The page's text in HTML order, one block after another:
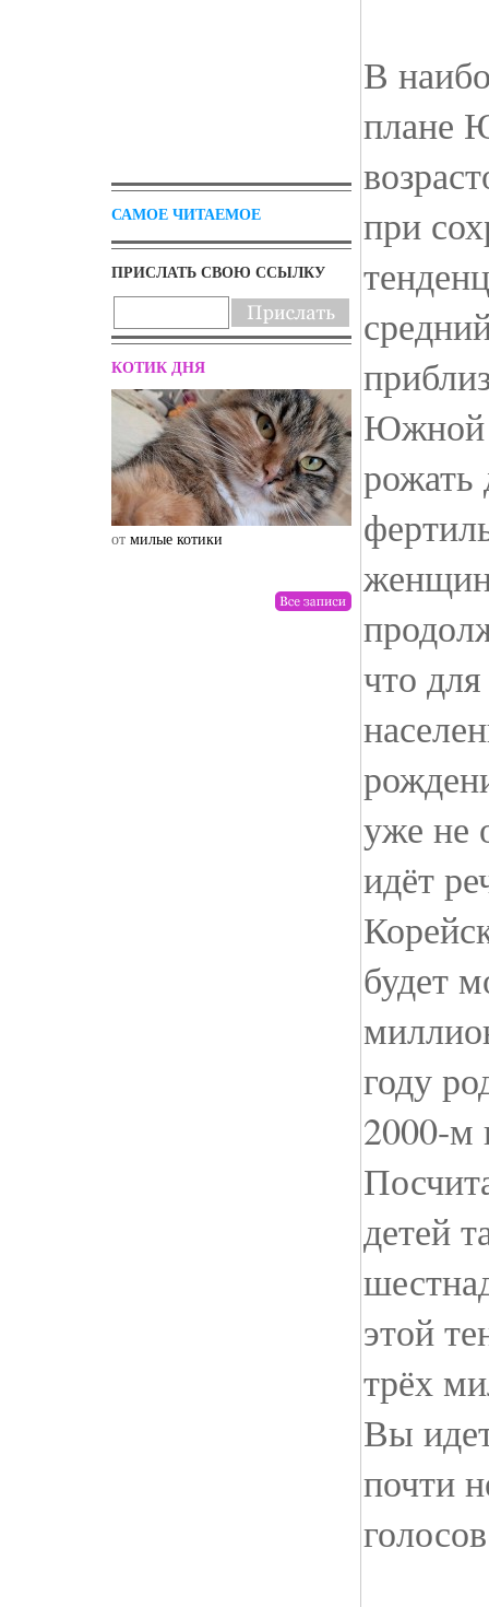
САМОЕ ЧИТАЕМОЕ
ПРИСЛАТЬ СВОЮ ССЫЛКУ
КОТИК ДНЯ
от милые котики от drunktwi
В
плане
при
Южной
рожать
что
уже не
идёт
будет
году
2000-м
детей
этой
трёх
Вы
почти